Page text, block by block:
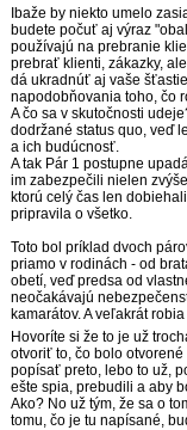
Ibaže by niekto umelo
budete počuť aj výraz
používajú na prebranie
prebrať klienti, zákazky,
dá ukradnúť aj vaše
napodobňovania toho, čo
A čo sa v skutočnosti
dodržané status quo, veď
a ich budúcnosť.
A tak Pár 1 postupne
im zabezpečili nielen
ktorú celý čas len
pripravila o všetko.
Toto bol príklad dvoch
priamo v rodinách - od
obetí, veď predsa od
neočakávajú
kamarátov. A veľakrát
Hovoríte si že to je už
otvoriť to, čo bolo
popísať preto, lebo to už,
ešte spia, prebudili a aby
Ako? No už tým, že sa o
tomu, čo je tu napísané,